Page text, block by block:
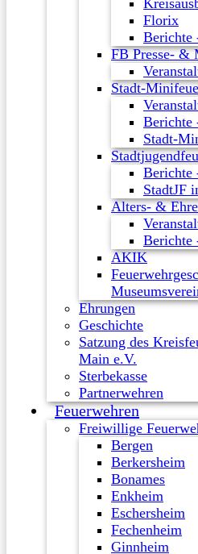
Florix
Berichte
FB Presse- &
Stadt-
Stadt-
Berichte
StadtJF
Alters- &
AKIK
Ehrungen
Geschichte
Satzung des
Main e.V.
Sterbekasse
Partnerwehren
Feuerwehren
Freiwillige
Bergen
Berkersheim
Bonames
Enkheim
Eschersheim
Fechenheim
Ginnheim